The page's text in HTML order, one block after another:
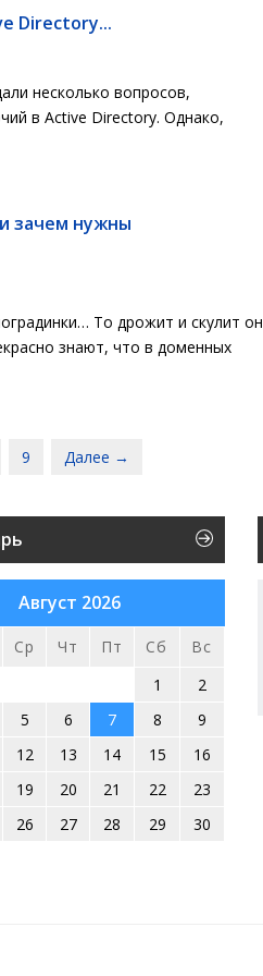
Directory...
несколько вопросов,
в Active Directory. Однако,
зачем нужны
То дрожит и скулит он
знают, что в доменных
9 Далее →
Август 2026
Ср Чт Пт Сб
Вс
1
2
5 6 7 8
9
12 13 14 15
16
19 20 21 22
23
26 27 28 29
30